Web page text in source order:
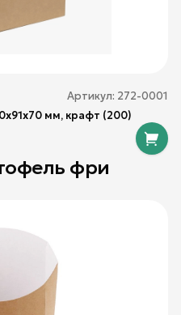
Артикул: 272-0001
мм, крафт (200)
фри